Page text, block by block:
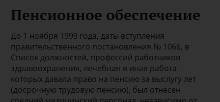
Пенсионное обеспечение
До 1 ноября 1999 года, даты вступления
правительственного постановления № 1066, в
Список должностей, профессий работников
здравоохранения, лечебная и иная работа
которых давала право на пенсию за выслугу лет
(досрочную трудовую пенсию), был отнесен